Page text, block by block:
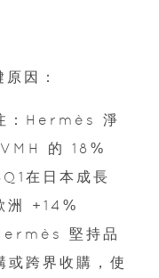
因：
：Hermès 淨
的 18%
在日本成長
洲 +14%
堅持品
或跨界收購，使